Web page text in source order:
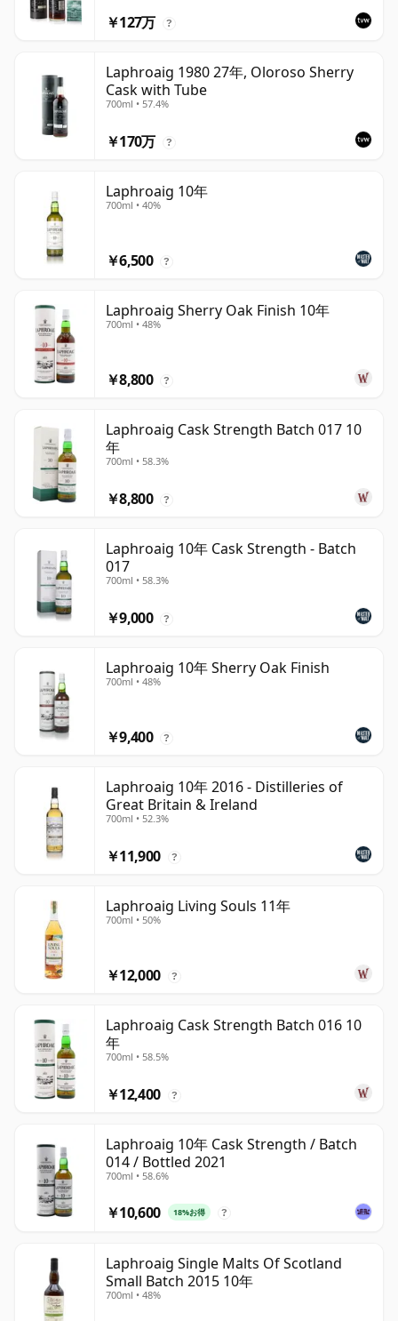
￥127万 ?
Laphroaig 1980 27年, Oloroso Sherry
Cask with Tube
700ml • 57.4%
￥170万 ?
Laphroaig 10年
700ml • 40%
￥6,500 ?
Laphroaig Sherry Oak Finish 10年
700ml • 48%
￥8,800 ?
Laphroaig Cask Strength Batch 017 10
年
700ml • 58.3%
￥8,800 ?
Laphroaig 10年 Cask Strength - Batch
017
700ml • 58.3%
￥9,000 ?
Laphroaig 10年 Sherry Oak Finish
700ml • 48%
￥9,400 ?
Laphroaig 10年 2016 - Distilleries of
Great Britain & Ireland
700ml • 52.3%
￥11,900 ?
Laphroaig Living Souls 11年
700ml • 50%
￥12,000 ?
Laphroaig Cask Strength Batch 016 10
年
700ml • 58.5%
￥12,400 ?
Laphroaig 10年 Cask Strength / Batch
014 / Bottled 2021
700ml • 58.6%
￥10,600 18%お得 ?
Laphroaig Single Malts Of Scotland
Small Batch 2015 10年
700ml • 48%